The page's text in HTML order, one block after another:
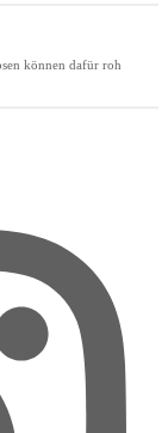
können dafür roh